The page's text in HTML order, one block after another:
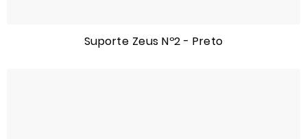
Suporte Zeus Nº2 - Preto